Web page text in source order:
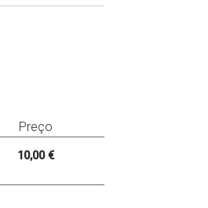
Preço
10,00 €